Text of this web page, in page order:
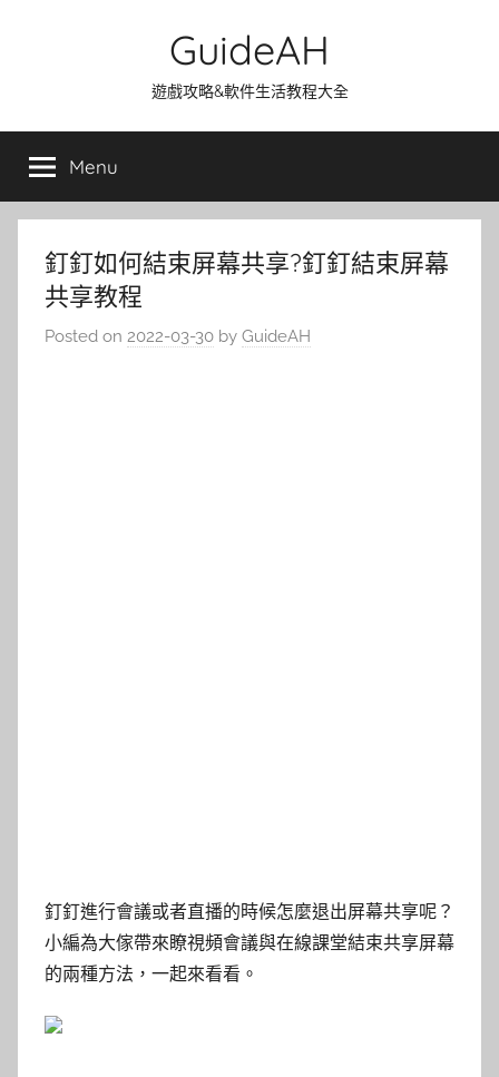
GuideAH
遊戲攻略&軟件生活教程大全
Menu
釘釘如何結束屏幕共享?釘釘結束屏幕
共享教程
Posted on 2022-03-30 by GuideAH
釘釘進行會議或者直播的時候怎麼退出屏幕共享呢？
小編為大傢帶來瞭視頻會議與在線課堂結束共享屏幕
的兩種方法，一起來看看。